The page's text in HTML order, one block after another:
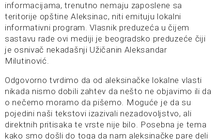
informacijama, trenutno nemaju zaposlene sa
teritorije opštine Aleksinac, niti emituju lokalni
informativni program. Vlasnik preduzeća u čijem
sastavu rade ovi mediji je beogradsko preduzeće čiji
je osnivač nekadašnji Užičanin Aleksandar
Milutinović.
Odgovorno tvrdimo da od aleksinačke lokalne vlasti
nikada nismo dobili zahtev da nešto ne objavimo ili da
o nečemo moramo da pišemo. Moguće je da su
pojedini naši tekstovi izazivali nezadovoljstvo, ali
direktnih pritisaka te vrste nije bilo. Posebna je tema
kako smo došli do toga da nam aleksinačke pare deli